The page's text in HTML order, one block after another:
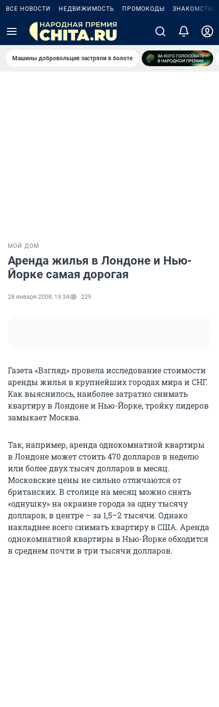
ВСЕ НОВОСТИ НЕДВИЖИМОСТЬ ПРОМОКОДЫ ЗНАКОМСТВА
Машины добровольцев застряли в болоте
МОЙ ДОМ
Аренда жилья в Лондоне и Нью-
Йорке самая дорогая
28 января 2008, 19:34 229
Газета «Взгляд» провела исследование стоимости
аренды жилья в крупнейших городах мира и СНГ.
Как выяснилось, наиболее затратно снимать
квартиру в Лондоне и Нью-Йорке, тройку лидеров
замыкает Москва.
Так, например, аренда однокомнатной квартиры
в Лондоне может стоить 470 долларов в неделю
или более двух тысяч долларов в месяц.
Московские цены не сильно отличаются от
британских. В столице на месяц можно снять
«однушку» на окраине города за одну тысячу
долларов, в центре – за 1,5–2 тысячи. Однако
накладнее всего снимать квартиру в США. Аренда
однокомнатной квартиры в Нью-Йорке обходится
в среднем почти в три тысячи долларов.